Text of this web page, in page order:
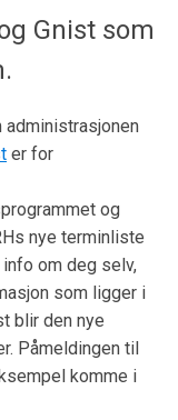
Gnist som
er for
og
nye terminliste
om deg selv,
som ligger i
blir den nye
Påmeldingen til
komme i